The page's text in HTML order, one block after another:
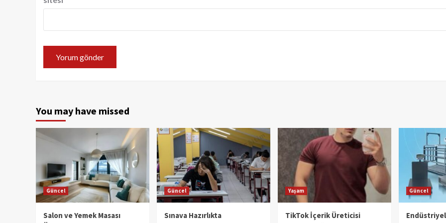
You may have missed
Güncel
Salon ve Yemek Masası
Güncel
Sınava Hazırlıkta
Yaşam
TikTok İçerik Üreticisi
Güncel